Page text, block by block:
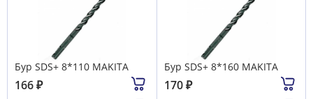
Бур SDS+ 8*110 MAKITA
166₽
Бур SDS+ 8*160 MAKITA
170₽